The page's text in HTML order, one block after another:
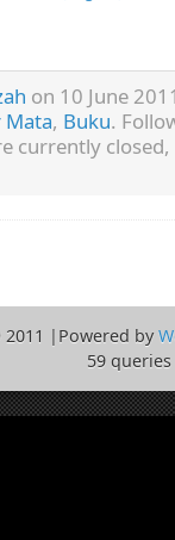
on 10 June
Mata, Buku.
currently
|Powered by
59